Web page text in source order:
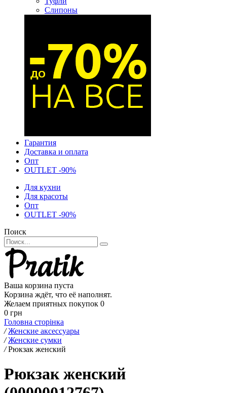
Слипоны
Гарантия
Доставка и оплата
Опт
OUTLET -90%
Для кухни
Для красоты
Опт
OUTLET -90%
Поиск
Ваша корзина пуста
Корзина ждёт, что её наполнят.
Желаем приятных покупок 0
0 грн
Головна сторінка
/ Женские аксессуары
/ Женские сумки
/ Рюкзак женский
Рюкзак женский